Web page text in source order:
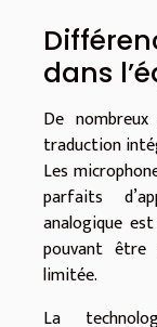
dans
De
traduction
Les
parfaits
analogique
pouvant
limitée.
La